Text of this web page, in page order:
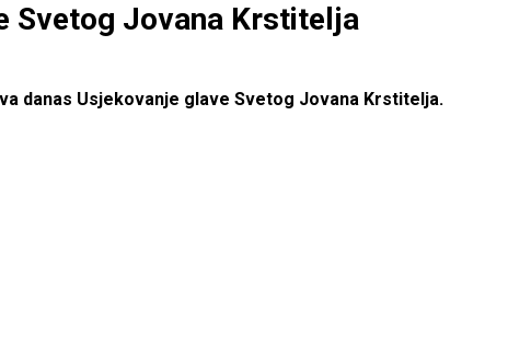
Svetog Jovana Krstitelja
danas Usjekovanje glave Svetog Jovana Krstitelja.